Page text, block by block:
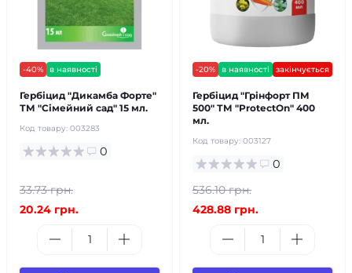
-40% в наявності
Гербіцид "Дикамба Форте"
ТМ "Сімейний сад" 15 мл.
Код товару: 003283
0
33.73 грн.
20.24 грн.
-20% в наявності закінчується
Гербіцид "Грінфорт ПМ
500" ТМ "ProtectOn" 400
мл.
Код товару: 003127
0
536.10 грн.
428.88 грн.